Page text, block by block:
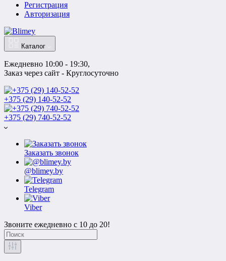
Регистрация
Авторизация
Каталог
Ежедневно 10:00 - 19:30,
Заказ через сайт - Круглосуточно
+375 (29) 140-52-52
+375 (29) 740-52-52
Заказать звонок
@blimey.by
Telegram
Viber
Звоните ежедневно с 10 до 20!